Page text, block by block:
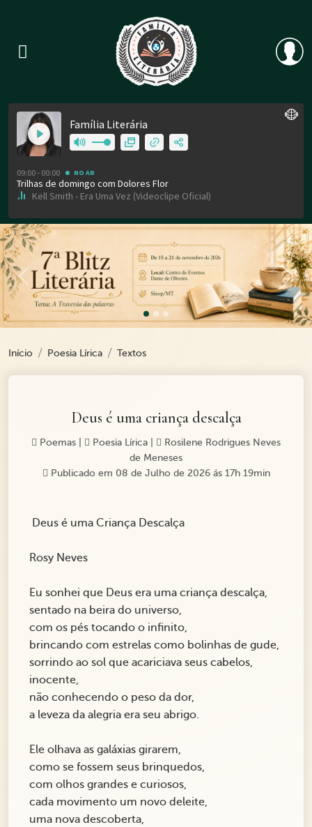
Previous
Início Poesia Lírica Textos
Deus é uma criança descalça
Poemas Poesia Lírica
Rosilene Rodrigues Neves
de Meneses
Publicado em 08 de Julho de 2026 ás 17h 19min
Deus é uma Criança Descalça
Rosy Neves
Eu sonhei que Deus era uma criança descalça,
sentado na beira do universo,
com os pés tocando o infinito,
brincando com estrelas como bolinhas de gude,
sorrindo ao sol que acariciava seus cabelos,
inocente,
não conhecendo o peso da dor,
a leveza da alegria era seu abrigo.
Ele olhava as galáxias girarem,
como se fossem seus brinquedos,
com olhos grandes e curiosos,
cada movimento um novo deleite,
uma nova descoberta,